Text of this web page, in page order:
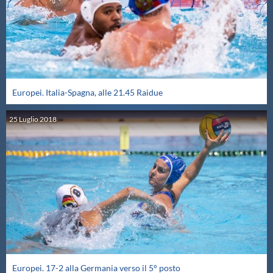
Europei. Italia-Spagna, alle 21.45 Raidue
25Luglio2018
Europei. 17-2 alla Germania verso il 5° posto